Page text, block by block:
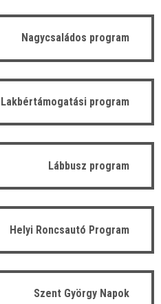
Nagycsaládos program
Lakbértámogatási program
Lábbusz program
Helyi Roncsautó Program
Szent György Napok